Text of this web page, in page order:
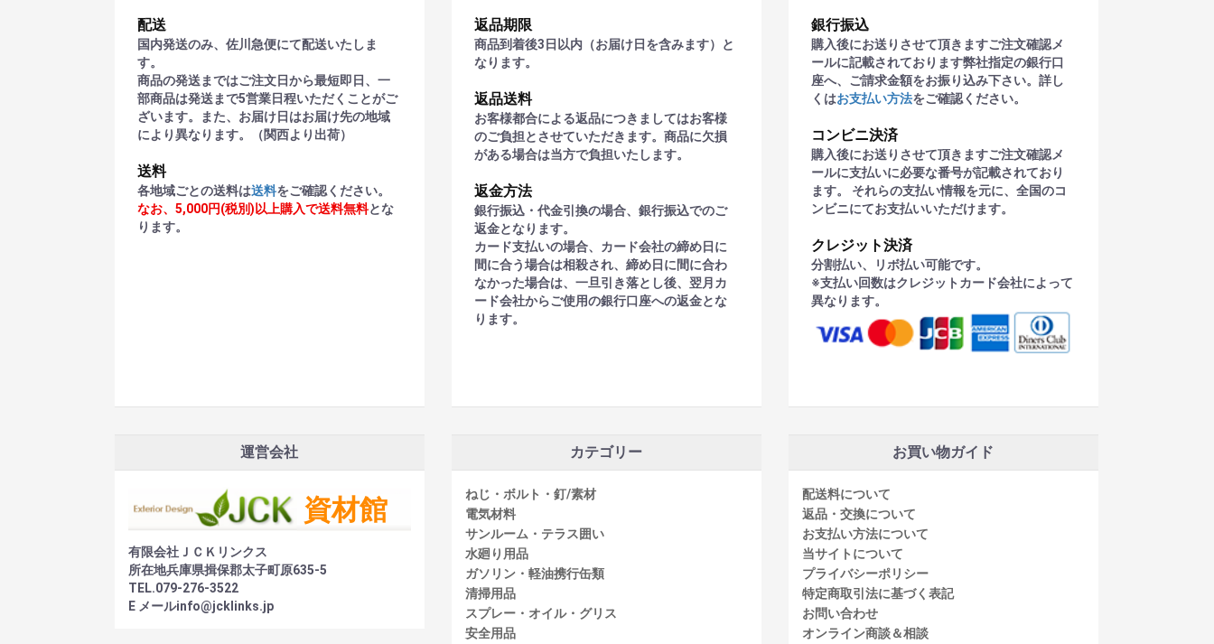
配送
国内発送のみ、佐川急便にて配送いたしま
す。
商品の発送まではご注文日から最短即日、一
部商品は発送まで5営業日程いただくことがご
ざいます。また、お届け日はお届け先の地域
により異なります。（関西より出荷）
送料
各地域ごとの送料は送料をご確認ください。
なお、5,000円(税別)以上購入で送料無料とな
ります。
返品期限
商品到着後3日以内（お届け日を含みます）と
なります。
返品送料
お客様都合による返品につきましてはお客様
のご負担とさせていただきます。商品に欠損
がある場合は当方で負担いたします。
返金方法
銀行振込・代金引換の場合、銀行振込でのご
返金となります。
カード支払いの場合、カード会社の締め日に
間に合う場合は相殺され、締め日に間に合わ
なかった場合は、一旦引き落とし後、翌月カ
ード会社からご使用の銀行口座への返金とな
ります。
銀行振込
購入後にお送りさせて頂きますご注文確認メ
ールに記載されております弊社指定の銀行口
座へ、ご請求金額をお振り込み下さい。詳し
くはお支払い方法をご確認ください。
コンビニ決済
購入後にお送りさせて頂きますご注文確認メ
ールに支払いに必要な番号が記載されており
ます。 それらの支払い情報を元に、全国のコ
ンビニにてお支払いいただけます。
クレジット決済
分割払い、リボ払い可能です。
※支払い回数はクレジットカード会社によって
異なります。
運営会社
有限会社ＪＣＫリンクス
所在地兵庫県揖保郡太子町原635-5
TEL.079-276-3522
E メールinfo@jcklinks.jp
カテゴリー
ねじ・ボルト・釘/素材
電気材料
サンルーム・テラス囲い
水廻り用品
ガソリン・軽油携行缶類
清掃用品
スプレー・オイル・グリス
安全用品
お買い物ガイド
配送料について
返品・交換について
お支払い方法について
当サイトについて
プライバシーポリシー
特定商取引法に基づく表記
お問い合わせ
オンライン商談＆相談